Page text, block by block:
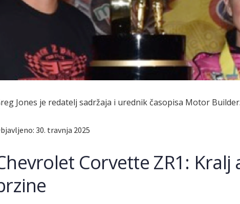
Jones je redatelj sadržaja i urednik časopisa Motor Builder.
30. travnja 2025
Corvette ZR1: Kralj